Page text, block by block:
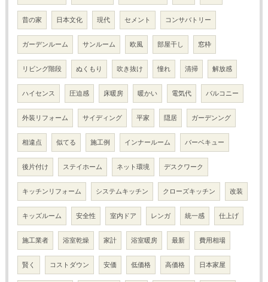
昔の家 日本文化 現代 セメント コンサバトリー
ガーデンルーム サンルーム 欧風 部屋干し 窓枠
リビング階段 ぬくもり 吹き抜け 憧れ 清掃 解放感
ハイセンス 圧迫感 床暖房 暖かい 電気代 バルコニー
外装リフォーム サイディング 平家 隠居 ガーデンング
相違点 似てる 施工例 インナールーム バーベキュー
後片付け ステイホーム ネット環境 デスクワーク
キッチンリフォーム システムキッチン クローズキッチン 改装
キッズルーム 安全性 室内ドア レンガ 統一感 仕上げ
施工業者 浴室乾燥 家計 浴室暖房 最新 費用相場
賢く コストダウン 安価 低価格 高価格 日本家屋